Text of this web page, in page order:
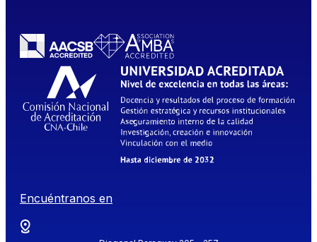
Encuéntranos en